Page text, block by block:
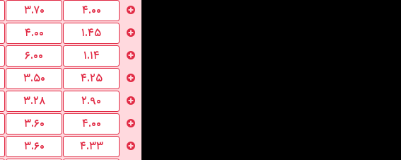
۳.۷۰
۴.۰۰
۴.۰۰
۱.۴۵
۶.۰۰
۱.۱۴
۳.۵۰
۴.۲۵
۳.۲۸
۲.۹۰
۳.۶۰
۴.۰۰
۳.۶۰
۴.۳۳